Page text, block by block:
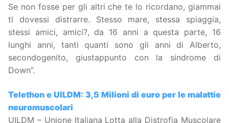
Se non fosse per gli altri che te lo ricordano, giammai
ti dovessi distrarre. Stesso mare, stessa spiaggia,
stessi amici, amici?, da 16 anni a questa parte, 16
lunghi anni, tanti quanti sono gli anni di Alberto,
secondogenito, giustappunto con la sindrome di
Down”.
Telethon e UILDM: 3,5 Milioni di euro per le malattie
neuromuscolari
UILDM – Unione Italiana Lotta alla Distrofia Muscolare